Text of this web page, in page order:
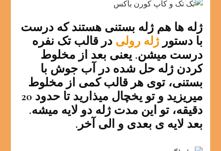
ژله ها هم ژله بستنی هستند که درست
با دستورژله رولی در قالب تک نفره
درست میشن. یعنی بعد از مخلوط
کردن ژله حل شده در آب جوش با
بستنی، توی هر قالب کمی از مخلوط
میریزید و تو یخچال میذارید تا حدود 20
دقیقه، تو این مدت ژله دو لایه میشه.
بعد لایه ی بعدی و الی آخر.